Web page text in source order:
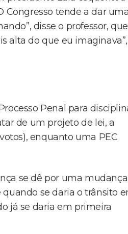
Congresso tende a dar uma
disse o professor, que
alta do que eu imaginava”,
Penal para
de um projeto de lei, a
enquanto uma PEC
se dê por uma mudança
quando se daria o trânsito
já se daria em primeira